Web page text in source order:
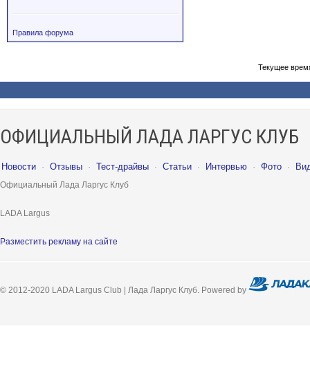
Правила форума
Текущее
ОФИЦИАЛЬНЫЙ ЛАДА ЛАРГУС КЛУБ
Новости · Отзывы · Тест-драйвы · Статьи · Интервью · Фото ·
Официальный Лада Ларгус Клуб
LADA Largus
Разместить рекламу на сайте
© 2012-2020 LADA Largus Club | Лада Ларгус Клуб. Powered by